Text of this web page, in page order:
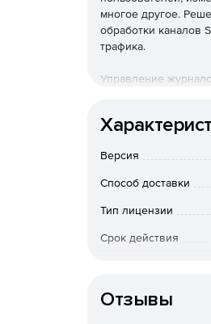
многое другое.
обработки каналов
трафика.
Управление
методы сбора
EventLog Analyzer
журналов.
EventLog Analyzer
Версия
Способ доставки
Тип лицензии
Срок действия
Отзывы